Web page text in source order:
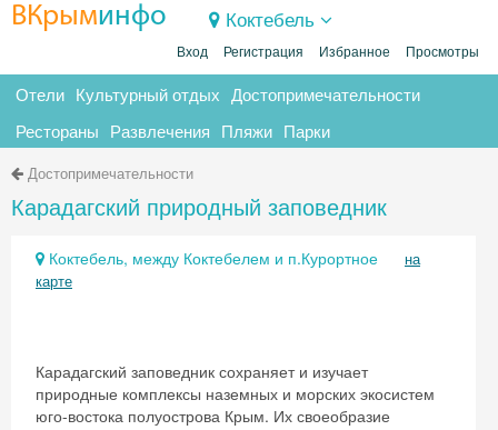
ВКрыминфо Коктебель
Вход Регистрация Избранное Просмотры
Отели Культурный отдых Достопримечательности
Рестораны Развлечения Пляжи Парки
Достопримечательности
Карадагский природный заповедник
Коктебель, между Коктебелем и п.Курортное
на
карте
Карадагский заповедник сохраняет и изучает
природные комплексы наземных и морских экосистем
юго-востока полуострова Крым. Их своеобразие